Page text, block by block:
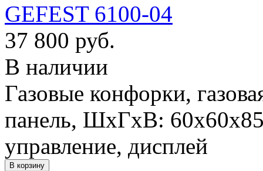
GEFEST 6100-04
37 800 руб.
В наличии
Газовые конфорки,
панель, ШхГхВ: 60x60x85
управление, дисплей